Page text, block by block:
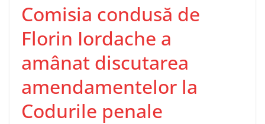
Comisia condusă de
Florin Iordache a
amânat discutarea
amendamentelor la
Codurile penale